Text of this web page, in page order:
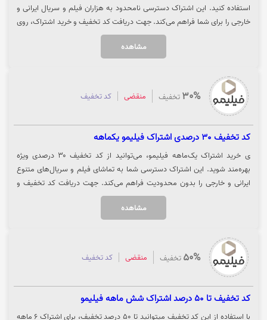
استفاده کنید. این اشتراک دسترسی نامحدود به هزاران فیلم و سریال ایرانی و
خارجی را برای شما فراهم می‌کند. جهت دریافت کد تخفیف و خرید اشتراک، روی
گزینه «خرید اشتراک» کلیک نمایید.
مشاهده
30% تخفیف منقضی کد تخفیف
کد تخفیف 30 درصدی اشتراک فیلیمو یکماهه
ی خرید اشتراک یک‌ماهه فیلیمو، می‌توانید از کد تخفیف ۳۰ درصدی ویژه
بهره‌مند شوید. این اشتراک دسترسی شما به تماشای فیلم و سریال‌های متنوع
ایرانی و خارجی را بدون محدودیت فراهم می‌کند. جهت دریافت کد تخفیف و
خرید اشتراک، روی گزینه «خرید کنید» کلیک نمایید.
مشاهده
50% تخفیف منقضی کد تخفیف
کد تخفیف تا 50 درصد اشتراک شش ماهه فیلیمو
با استفاده از این کد تخفیف میتوانید تا 50 درصد تخفیف، برای اشتراک 6 ماهه